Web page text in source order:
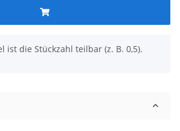
ist die Stückzahl teilbar (z. B. 0,5).